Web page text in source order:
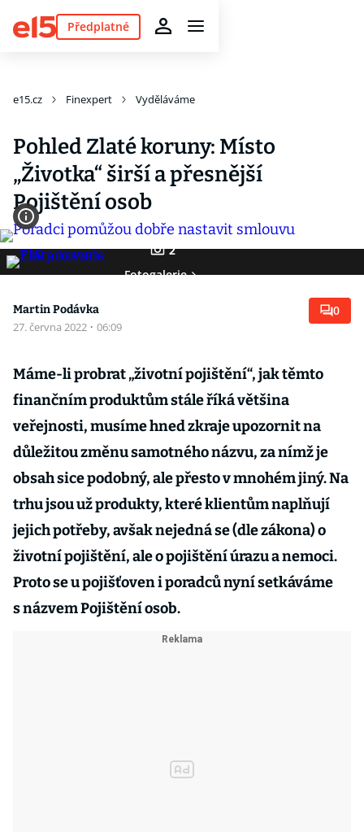
Předplatné
e15.cz Finexpert Vyděláváme
Pohled Zlaté koruny: Místo
„Životka“ širší a přesnější
Pojištění osob
2
Fotogalerie
Martin Podávka
27. června 2022 · 06:09
0
Máme-li probrat „životní pojištění“, jak těmto
finančním produktům stále říká většina
veřejnosti, musíme hned zkraje upozornit na
důležitou změnu samotného názvu, za nímž je
obsah sice podobný, ale přesto v mnohém jiný. Na
trhu jsou už produkty, které klientům naplňují
jejich potřeby, avšak nejedná se (dle zákona) o
životní pojištění, ale o pojištění úrazu a nemoci.
Proto se u pojišťoven i poradců nyní setkáváme
s názvem Pojištění osob.